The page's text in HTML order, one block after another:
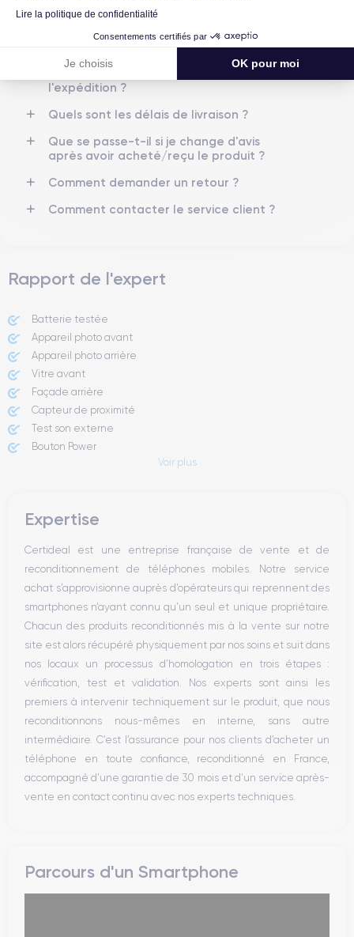
Lire la politique de confidentialité
Consentements certifiés par
Je choisis OK pour moi
12 MP
4K - 3840x2160px Oui, minimum 15W
2658 mAh Nano-SIM + eSIM
Réseau mobile
Débloqué
Si vous souhaitez en savoir plus sur les caractéristiques de ce
Que se passe-t-il après avoir passé la
l'expédition ?
Quels sont les délais de livraison ?
Que se passe-t-il si je change d'avis
après avoir acheté/reçu le produit ?
Comment demander un retour ?
Comment contacter le service client ?
Rapport de l'expert
Batterie testée
Appareil photo avant
Appareil photo arrière ​
Vitre avant ​
Façade arrière
Capteur de proximité
Test son externe
Bouton Power
Haut parleur
Bouton Home
Bluetooth
WiFi
Réseau
Vibreur
Prise USB
Voir plus
Expertise
Certideal est une entreprise française de vente et de
reconditionnement de téléphones mobiles. Notre service
achat s’approvisionne auprès d’opérateurs qui reprennent des
smartphones n’ayant connu qu’un seul et unique propriétaire.
Chacun des produits reconditionnés mis à la vente sur notre
site est alors récupéré physiquement par nos soins et suit dans
nos locaux un processus d’homologation en trois étapes :
vérification, test et validation. Nos experts sont ainsi les
premiers à intervenir techniquement sur le produit, que nous
reconditionnons nous-mêmes en interne, sans autre
intermédiaire. C’est l’assurance pour nos clients d’acheter un
téléphone en toute confiance, reconditionné en France,
accompagné d’une garantie de 30 mois et d’un service après-
vente en contact continu avec nos experts techniques.
Parcours d'un Smartphone